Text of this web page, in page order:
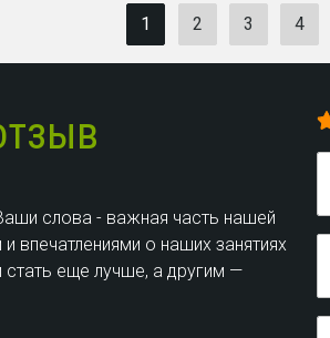
1 2 3 4
слова - важная часть нашей
впечатлениями о наших занятиях
еще лучше, а другим —